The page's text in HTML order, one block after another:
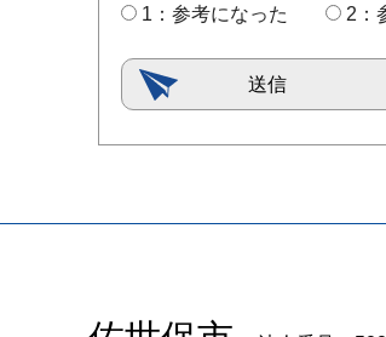
1：参考になった
2：